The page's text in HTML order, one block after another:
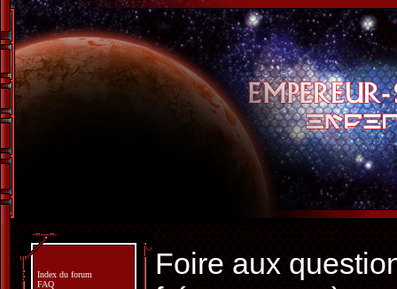
Foire aux
Index du forum
FAQ